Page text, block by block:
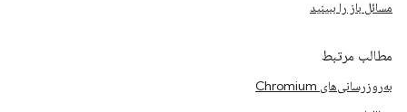
مسائل باز را ببینید
مطالب مرتبط
به‌روزرسانی‌های Chromium